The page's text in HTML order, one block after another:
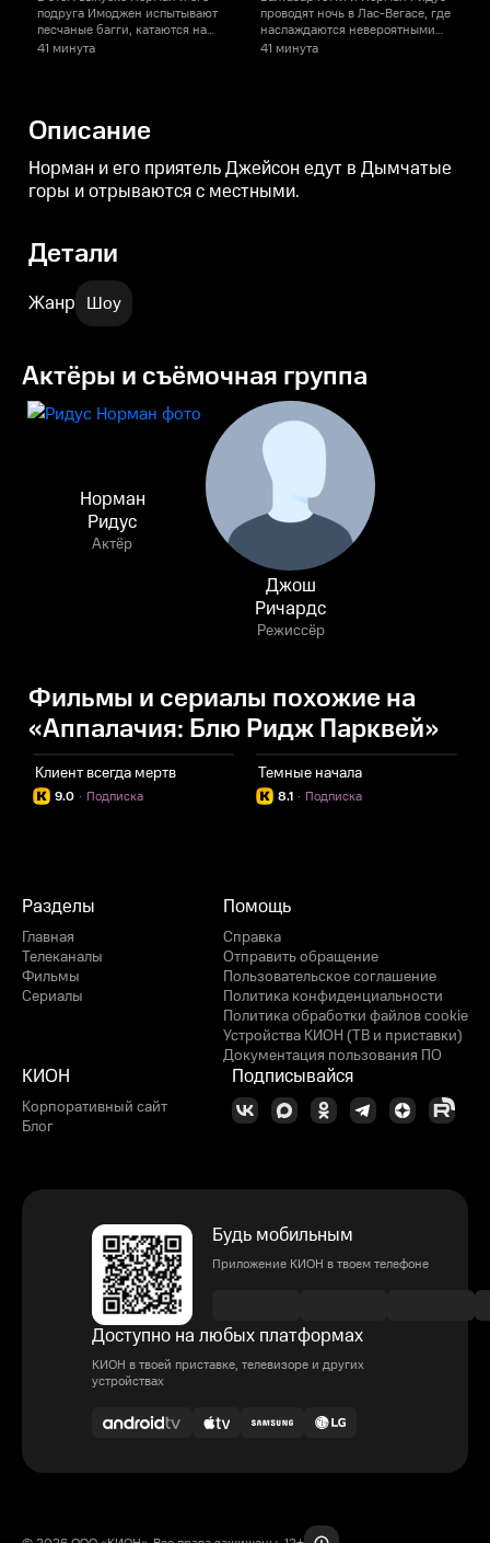
подруга Имоджен испытывают
песчаные багги, катаются на
мотоцикле будущего и
41 минута
проводят ночь в Лас-Вегасе, где
наслаждаются невероятными
пейзажами.
41 минута
Описание
Норман и его приятель Джейсон едут в Дымчатые
горы и отрываются с местными.
Детали
Жанр Шоу
Актёры и съёмочная группа
Норман
Ридус
Актёр
Джош
Ричардс
Режиссёр
Фильмы и сериалы похожие на
«Аппалачия: Блю Ридж Парквей»
Клиент всегда мертв
9.0 Подписка
·
Темные начала
8.1 Подписка
·
Разделы
Главная
Телеканалы
Фильмы
Сериалы
Помощь
Справка
Отправить обращение
Пользовательское соглашение
Политика конфиденциальности
Политика обработки файлов cookie
Устройства КИОН (ТВ и приставки)
Документация пользования ПО
КИОН
Корпоративный сайт
Блог
Подписывайся
Будь мобильным
Приложение КИОН в твоем телефоне
Доступно на любых платформах
КИОН в твоей приставке, телевизоре и других
устройствах